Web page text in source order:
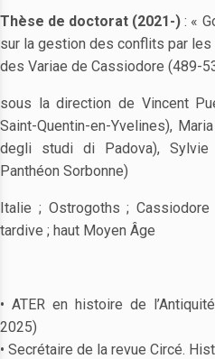
Thèse de doctorat (2021-) : «
sur la gestion des conflits par
des Variae de Cassiodore (489-
sous la direction de Vincent
Saint-Quentin-en-Yvelines),
degli studi di Padova),
Panthéon Sorbonne)
Italie ; Ostrogoths ;
tardive ; haut Moyen Âge
• ATER en histoire de
2025)
• Secrétaire de la revue Circé.